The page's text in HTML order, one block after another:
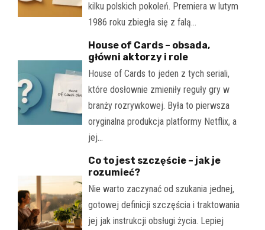
kilku polskich pokoleń. Premiera w lutym
1986 roku zbiegła się z falą…
House of Cards – obsada,
główni aktorzy i role
House of Cards to jeden z tych seriali,
które dosłownie zmieniły reguły gry w
branży rozrywkowej. Była to pierwsza
oryginalna produkcja platformy Netflix, a
jej…
Co to jest szczęście – jak je
rozumieć?
Nie warto zaczynać od szukania jednej,
gotowej definicji szczęścia i traktowania
jej jak instrukcji obsługi życia. Lepiej